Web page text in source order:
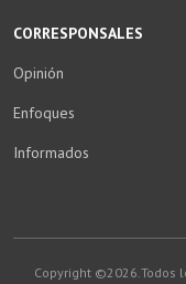
CORRESPONSALES
Opinión
Enfoques
Informados
Copyright ©2026.Todos